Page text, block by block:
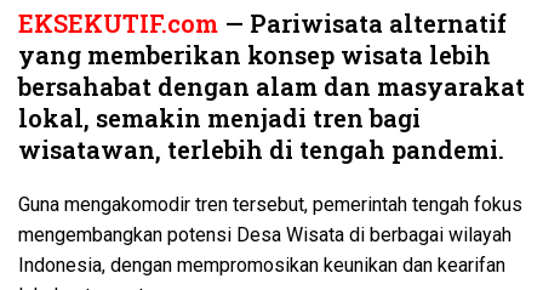
EKSEKUTIF.com — Pariwisata alternatif
yang memberikan konsep wisata lebih
bersahabat dengan alam dan masyarakat
lokal, semakin menjadi tren bagi
wisatawan, terlebih di tengah pandemi.
Guna mengakomodir tren tersebut, pemerintah tengah fokus
mengembangkan potensi Desa Wisata di berbagai wilayah
Indonesia, dengan mempromosikan keunikan dan kearifan